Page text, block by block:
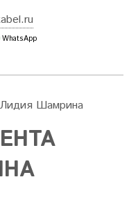
WhatsApp
Шамрина